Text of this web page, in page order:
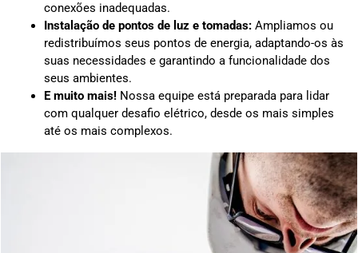
conexões inadequadas.
Instalação de pontos de luz e tomadas: Ampliamos ou
redistribuímos seus pontos de energia, adaptando-os às
suas necessidades e garantindo a funcionalidade dos
seus ambientes.
E muito mais! Nossa equipe está preparada para lidar
com qualquer desafio elétrico, desde os mais simples
até os mais complexos.